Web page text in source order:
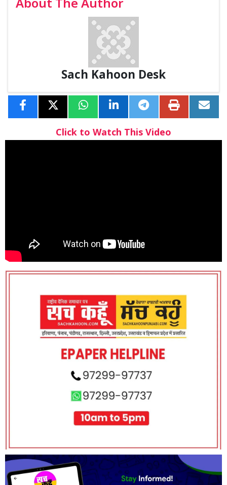
About The Author
Sach Kahoon Desk
Click to Watch This Video